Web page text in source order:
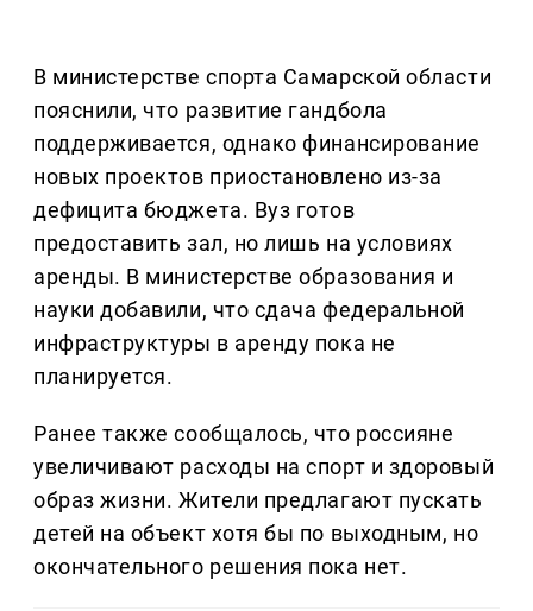
В министерстве спорта Самарской области
пояснили, что развитие гандбола
поддерживается, однако финансирование
новых проектов приостановлено из-за
дефицита бюджета. Вуз готов
предоставить зал, но лишь на условиях
аренды. В министерстве образования и
науки добавили, что сдача федеральной
инфраструктуры в аренду пока не
планируется.
Ранее также сообщалось, что россияне
увеличивают расходы на спорт и здоровый
образ жизни. Жители предлагают пускать
детей на объект хотя бы по выходным, но
окончательного решения пока нет.